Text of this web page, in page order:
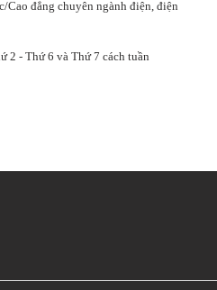
Cao đẳng chuyên ngành điện, điện
2 - Thứ 6 và Thứ 7 cách tuần